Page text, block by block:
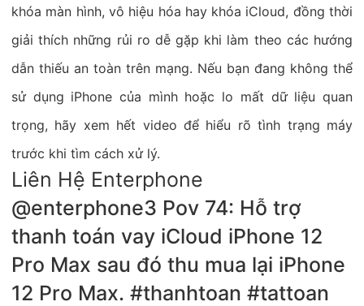
khóa màn hình, vô hiệu hóa hay khóa iCloud, đồng thời
giải thích những rủi ro dễ gặp khi làm theo các hướng
dẫn thiếu an toàn trên mạng. Nếu bạn đang không thể
sử dụng iPhone của mình hoặc lo mất dữ liệu quan
trọng, hãy xem hết video để hiểu rõ tình trạng máy
trước khi tìm cách xử lý.
Liên Hệ Enterphone
@enterphone3 Pov 74: Hỗ trợ
thanh toán vay iCloud iPhone 12
Pro Max sau đó thu mua lại iPhone
12 Pro Max. #thanhtoan #tattoan